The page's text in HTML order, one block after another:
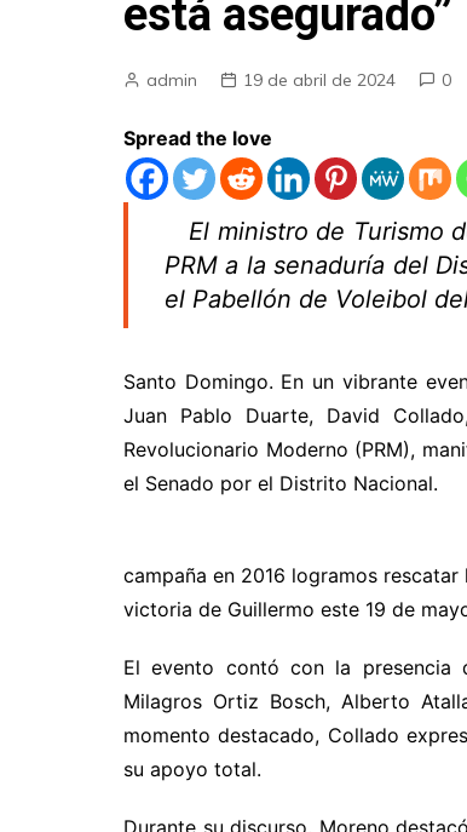
está asegurado”
admin 19 de abril de 2024 0
Spread the love
El ministro de Turismo
PRM a la senaduría del
el Pabellón de Voleibol
Santo Domingo. En un vibrante
Juan Pablo Duarte, David
Revolucionario Moderno (PRM),
el Senado por el Distrito Nacional.
campaña en 2016 logramos
victoria de Guillermo este 19 de
El evento contó con la presencia
Milagros Ortiz Bosch, Alberto
momento destacado, Collado
su apoyo total.
Durante su discurso, Moreno